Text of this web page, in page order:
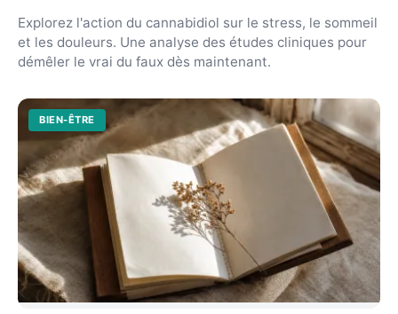
Explorez l'action du cannabidiol sur le stress, le sommeil
et les douleurs. Une analyse des études cliniques pour
démêler le vrai du faux dès maintenant.
BIEN-ÊTRE